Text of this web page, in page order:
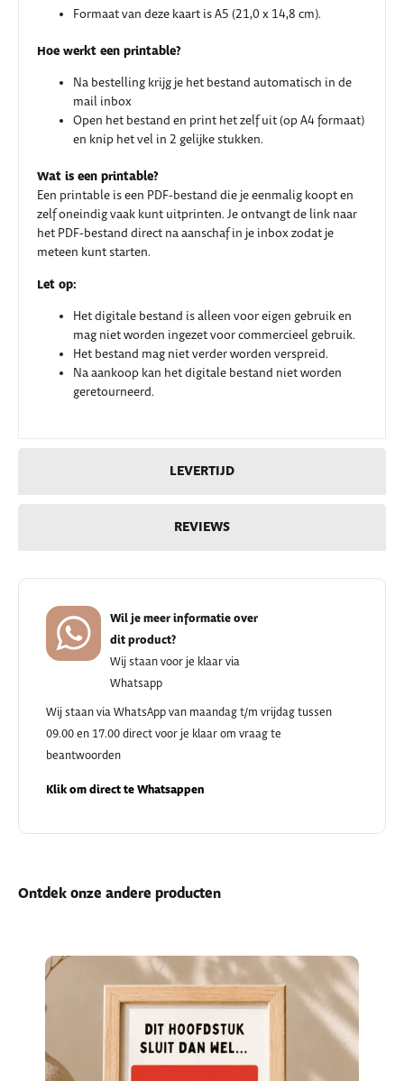
LEVERTIJD
REVIEWS
Formaat van deze kaart is A5 (21,0 x 14,8 cm).
Hoe werkt een printable?
Na bestelling krijg je het bestand automatisch in de
mail inbox
Open het bestand en print het zelf uit (op A4 formaat)
en knip het vel in 2 gelijke stukken.
Wat is een printable?
Een printable is een PDF-bestand die je eenmalig koopt en
zelf oneindig vaak kunt uitprinten. Je ontvangt de link naar
het PDF-bestand direct na aanschaf in je inbox zodat je
meteen kunt starten.
Let op:
Het digitale bestand is alleen voor eigen gebruik en
mag niet worden ingezet voor commercieel gebruik.
Het bestand mag niet verder worden verspreid.
Na aankoop kan het digitale bestand niet worden
geretourneerd.
Wil je meer informatie over
dit product?
Wij staan voor je klaar via
Whatsapp
Wij staan via WhatsApp van maandag t/m vrijdag tussen
09.00 en 17.00 direct voor je klaar om vraag te
beantwoorden
Klik om direct te Whatsappen
Ontdek onze andere producten